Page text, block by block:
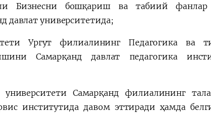
Бизнесни бошқариш ва табиий фанлар
давлат университетида;
Ургут филиалининг Педагогика ва
Самарқанд давлат педагогика
Самарқанд филиалининг
институтида давом эттиради ҳамда